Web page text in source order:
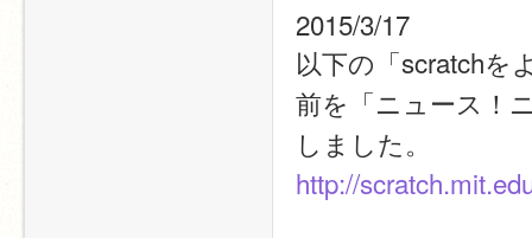
2015/3/17
以下の「scratchを
前を「ニュース！
しました。
http://